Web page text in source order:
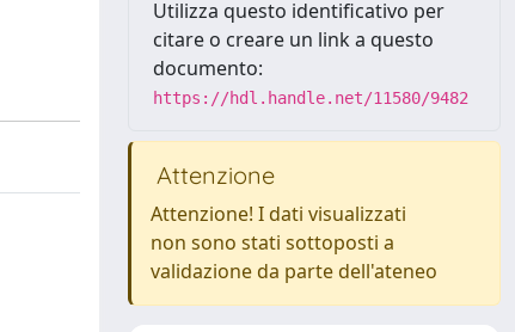
Utilizza questo identificativo per
citare o creare un link a questo
documento:
https://hdl.handle.net/11580/9482
Attenzione
Attenzione! I dati visualizzati
non sono stati sottoposti a
validazione da parte dell'ateneo